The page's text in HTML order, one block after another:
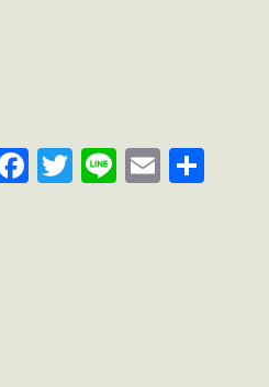
Facebook
TwitterLineEmail